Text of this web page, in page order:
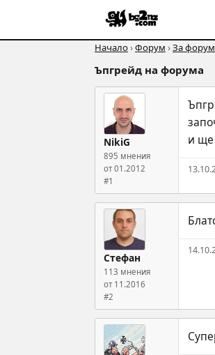
Начало›Форум ›За
Ъпгрейд на форума
NikiG
895 мнения
от 01.2012
#1
и ще
Стефан
113 мнения
от 11.2016
#2